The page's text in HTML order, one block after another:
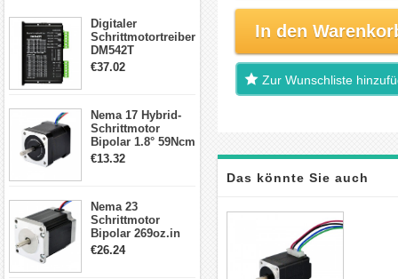
Digitaler
Schrittmotortreiber
DM542T
Schrittmotor
Schrittmotor
€37.02
Nema 17 Hybrid-
Schrittmotor
Bipolar 1.8° 59Ncm
2A 4 Drähte mit 1m
€13.32
Nema 23
Schrittmotor
Bipolar 269oz.in
2,8A 57x57x76mm
€26.24
In den
Zur Wunschliste
Das könnte Sie auch
interessieren